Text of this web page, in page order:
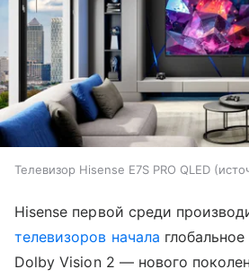
Телевизор Hisense E7S PRO QLED
Hisense первой среди
телевизоров начала
Dolby Vision 2 — нового